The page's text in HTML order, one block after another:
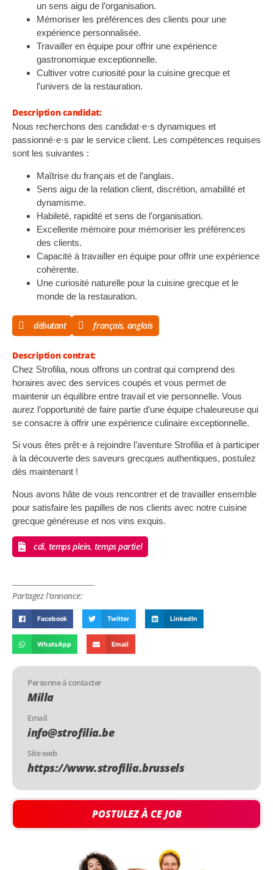
un sens aigu de l’organisation.
Mémoriser les préférences des clients pour une
expérience personnalisée.
Travailler en équipe pour offrir une expérience
gastronomique exceptionnelle.
Cultiver votre curiosité pour la cuisine grecque et
l’univers de la restauration.
Description candidat:
Nous recherchons des candidat·e·s dynamiques et
passionné·e·s par le service client. Les compétences requises
sont les suivantes :
Maîtrise du français et de l’anglais.
Sens aigu de la relation client, discrétion, amabilité et
dynamisme.
Habileté, rapidité et sens de l’organisation.
Excellente mémoire pour mémoriser les préférences
des clients.
Capacité à travailler en équipe pour offrir une expérience
cohérente.
Une curiosité naturelle pour la cuisine grecque et le
monde de la restauration.
débutant français, anglais
Description contrat:
Chez Strofilia, nous offrons un contrat qui comprend des
horaires avec des services coupés et vous permet de
maintenir un équilibre entre travail et vie personnelle. Vous
aurez l’opportunité de faire partie d’une équipe chaleureuse qui
se consacre à offrir une expérience culinaire exceptionnelle.
Si vous êtes prêt·e à rejoindre l’aventure Strofilia et à participer
à la découverte des saveurs grecques authentiques, postulez
dès maintenant !
Nous avons hâte de vous rencontrer et de travailler ensemble
pour satisfaire les papilles de nos clients avec notre cuisine
grecque généreuse et nos vins exquis.
cdi, temps plein, temps partiel
Partagez l'annonce:
Facebook Twitter LinkedIn
WhatsApp Email
Personne à contacter
Milla
Email
info@strofilia.be
Site web
https://www.strofilia.brussels
POSTULEZ À CE JOB